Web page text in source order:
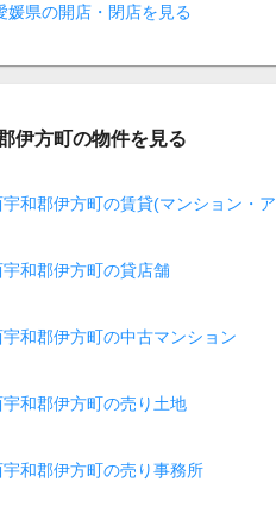
媛県の開店・閉店を見る
伊方町の物件を見る
宇和郡伊方町の賃貸(マンション・
宇和郡伊方町の貸店舗
宇和郡伊方町の中古マンション
宇和郡伊方町の売り土地
宇和郡伊方町の売り事務所